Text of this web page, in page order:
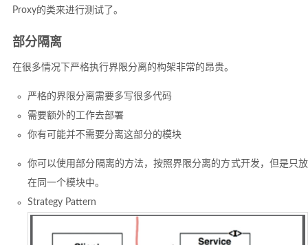
Proxy的类来进行测试了。
部分隔离
在很多情况下严格执行界限分离的构架非常的昂贵。
严格的界限分离需要多写很多代码
需要额外的工作去部署
你有可能并不需要分离这部分的模块
你可以使用部分隔离的方法，按照界限分离的方式开发，但是只放
在同一个模块中。
Strategy Pattern